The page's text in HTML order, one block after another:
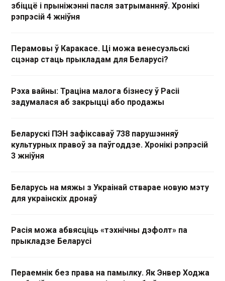
збіццё і прыніжэнні пасля затрыманняў. Хронікі
рэпрэсій 4 жніўня
Перамовы ў Каракасе. Ці можа венесуэльскі
сцэнар стаць прыкладам для Беларусі?
Рэха вайны: Траціна малога бізнесу ў Расіі
задумалася аб закрыцці або продажы
Беларускі ПЭН зафіксаваў 738 парушэнняў
культурных правоў за паўгоддзе. Хронікі рэпрэсій
3 жніўня
Беларусь на мяжы з Украінай стварае новую мэту
для украінскіх дронаў
Расія можа абвясціць «тэхнічны дэфолт» па
прыкладзе Беларусі
Пераемнік без права на памылку. Як Энвер Ходжа